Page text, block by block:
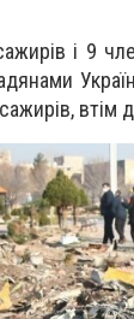
і 9
втім